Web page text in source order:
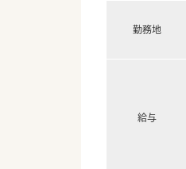
勤務地
給与